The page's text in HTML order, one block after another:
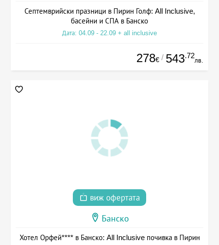
Септемврийски празници в Пирин Голф: All Inclusive,
басейни и СПА в Банско
Дата: 04.09 - 22.09 + all inclusive
278€ / 543.72
лв.
виж офертата
Банско
Хотел Орфей**** в Банско: All Inclusive почивка в Пирин